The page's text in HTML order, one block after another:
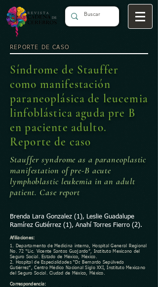
REPORTE DE CASO
Síndrome de Stauffer
como manifestación
paraneoplásica de leucemia
linfoblástica aguda pre B
en paciente adulto.
Reporte de caso
Stauffer syndrome as a paraneoplastic
manifestation of pre-B acute
lymphoblastic leukemia in an adult
patient. Case report
Brenda Lara Gonzalez (1), Leslie Guadalupe
Ramírez Gutiérrez (1), Anahí Torres Fierro (2).
Afiliaciones:
1. Departamento de Medicina interna, Hospital General Regional
No. 72 “Lic. Vicente Santos Guajardo”, Instituto Mexicano del
Seguro Social. Estado de México, México.
2. Hospital de Especialidades “Dr. Bernardo Sepúlveda
Gutiérrez”, Centro Médico Nacional Siglo XXI, Instituto Mexicano
del Seguro Social. Ciudad de México, México.
Correspondencia: